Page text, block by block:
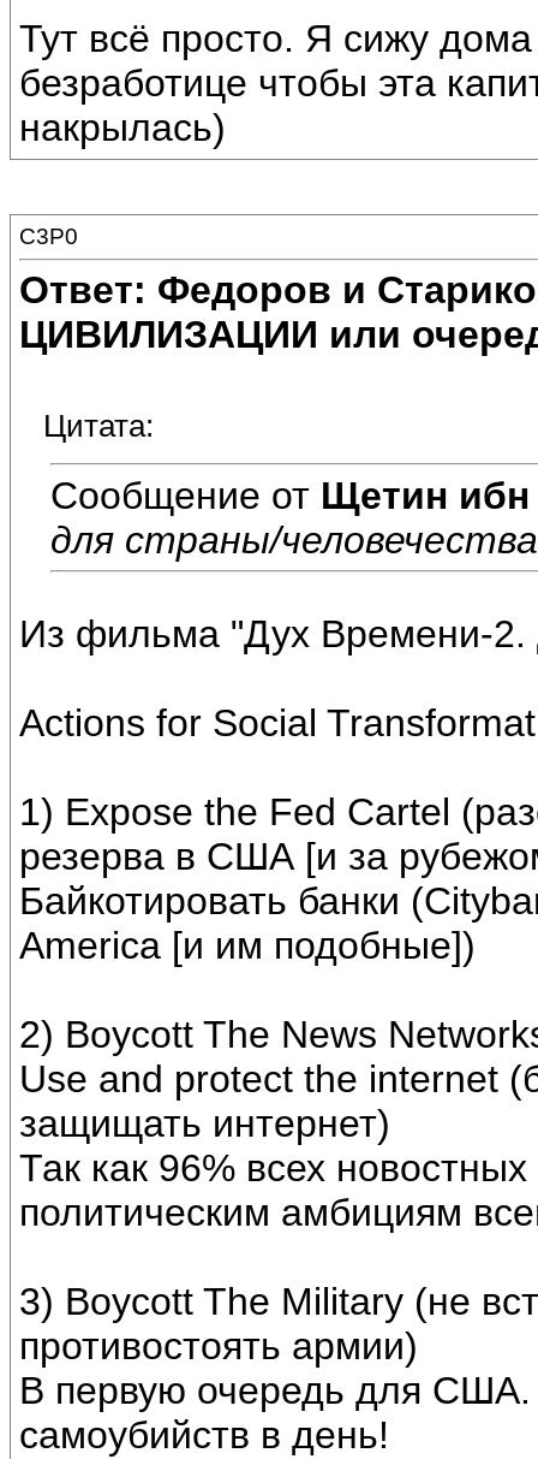
Тут всё просто. Я сижу
безработице чтобы эта
накрылась)
C3P0
Ответ: Федоров и
ЦИВИЛИЗАЦИИ или
Цитата:
Сообщение от Щетин ибн
для страны/человечества
Из фильма "Дух Времени-2.
Actions for Social
1) Expose the Fed Cartel
резерва в США [и за
Байкотировать банки
America [и им подобные])
2) Boycott The News
Use and protect the internet
защищать интернет)
Так как 96% всех
политическим амбициям
3) Boycott The Military (не
противостоять армии)
В первую очередь для
самоубийств в день!